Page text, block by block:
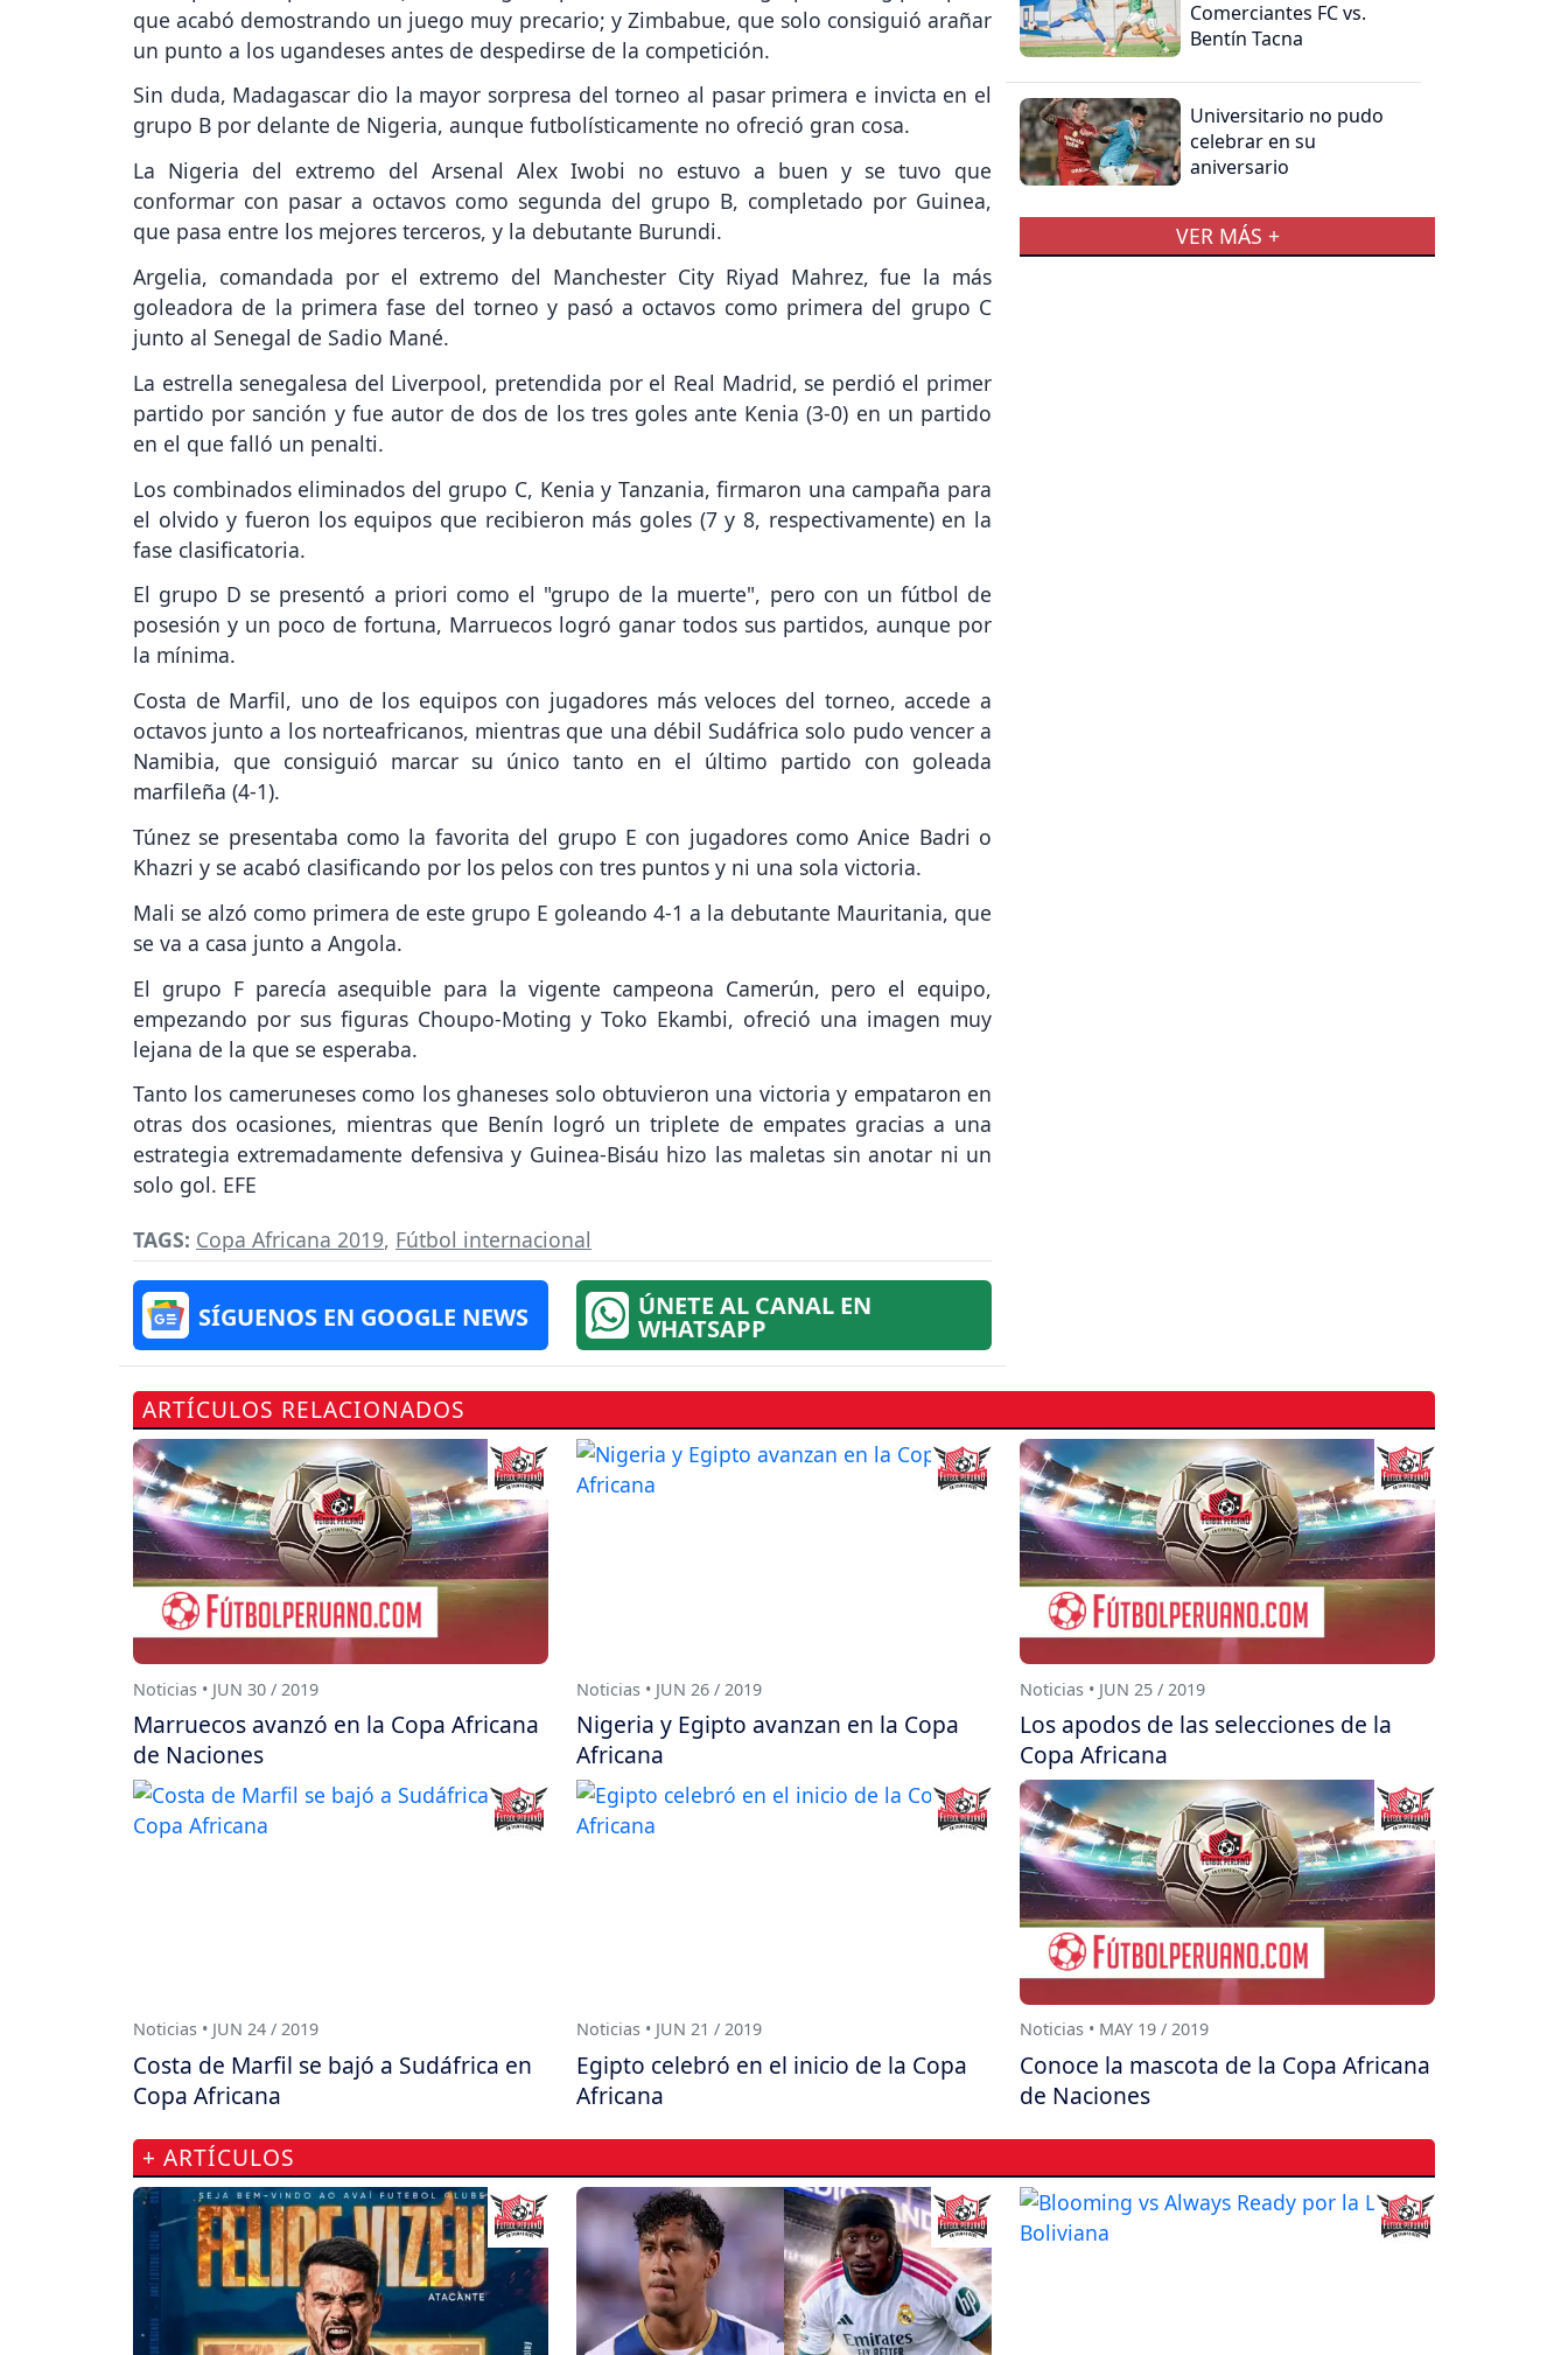
que acabó demostrando un juego muy precario; y Zimbabue, que solo consiguió arañar
un punto a los ugandeses antes de despedirse de la competición.
Sin duda, Madagascar dio la mayor sorpresa del torneo al pasar primera e invicta en el
grupo B por delante de Nigeria, aunque futbolísticamente no ofreció gran cosa.
La Nigeria del extremo del Arsenal Alex Iwobi no estuvo a buen y se tuvo que
conformar con pasar a octavos como segunda del grupo B, completado por Guinea,
que pasa entre los mejores terceros, y la debutante Burundi.
Argelia, comandada por el extremo del Manchester City Riyad Mahrez, fue la más
goleadora de la primera fase del torneo y pasó a octavos como primera del grupo C
junto al Senegal de Sadio Mané.
La estrella senegalesa del Liverpool, pretendida por el Real Madrid, se perdió el primer
partido por sanción y fue autor de dos de los tres goles ante Kenia (3-0) en un partido
en el que falló un penalti.
Los combinados eliminados del grupo C, Kenia y Tanzania, firmaron una campaña para
el olvido y fueron los equipos que recibieron más goles (7 y 8, respectivamente) en la
fase clasificatoria.
El grupo D se presentó a priori como el "grupo de la muerte", pero con un fútbol de
posesión y un poco de fortuna, Marruecos logró ganar todos sus partidos, aunque por
la mínima.
Costa de Marfil, uno de los equipos con jugadores más veloces del torneo, accede a
octavos junto a los norteafricanos, mientras que una débil Sudáfrica solo pudo vencer a
Namibia, que consiguió marcar su único tanto en el último partido con goleada
marfileña (4-1).
Túnez se presentaba como la favorita del grupo E con jugadores como Anice Badri o
Khazri y se acabó clasificando por los pelos con tres puntos y ni una sola victoria.
Mali se alzó como primera de este grupo E goleando 4-1 a la debutante Mauritania, que
se va a casa junto a Angola.
El grupo F parecía asequible para la vigente campeona Camerún, pero el equipo,
empezando por sus figuras Choupo-Moting y Toko Ekambi, ofreció una imagen muy
lejana de la que se esperaba.
Tanto los cameruneses como los ghaneses solo obtuvieron una victoria y empataron en
otras dos ocasiones, mientras que Benín logró un triplete de empates gracias a una
estrategia extremadamente defensiva y Guinea-Bisáu hizo las maletas sin anotar ni un
solo gol. EFE
TAGS: Copa Africana 2019, Fútbol internacional
SÍGUENOS EN GOOGLE NEWS ÚNETE AL CANAL EN
WHATSAPP
Comerciantes FC vs.
Bentín Tacna
Universitario no pudo
celebrar en su
aniversario
VER MÁS +
ARTÍCULOS RELACIONADOS
Noticias • JUN 30 / 2019
Marruecos avanzó en la Copa Africana
de Naciones
Noticias • JUN 26 / 2019
Nigeria y Egipto avanzan en la Copa
Africana
Noticias • JUN 25 / 2019
Los apodos de las selecciones de la
Copa Africana
Noticias • JUN 24 / 2019
Costa de Marfil se bajó a Sudáfrica en
Copa Africana
Noticias • JUN 21 / 2019
Egipto celebró en el inicio de la Copa
Africana
Noticias • MAY 19 / 2019
Conoce la mascota de la Copa Africana
de Naciones
+ ARTÍCULOS